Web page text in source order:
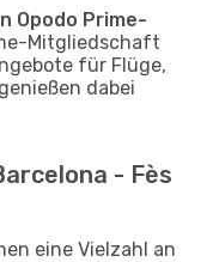
Opodo Prime-
Mitgliedschaft
für Flüge,
dabei
- Fès
eine Vielzahl an